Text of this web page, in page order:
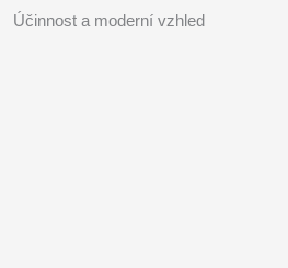
Účinnost a moderní vzhled